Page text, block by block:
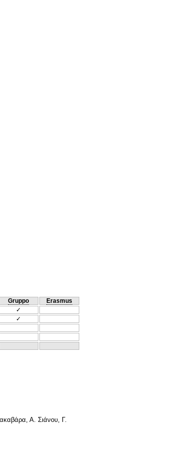
Gruppo
Erasmus
✓
✓
Α. Σιάνου, Γ.